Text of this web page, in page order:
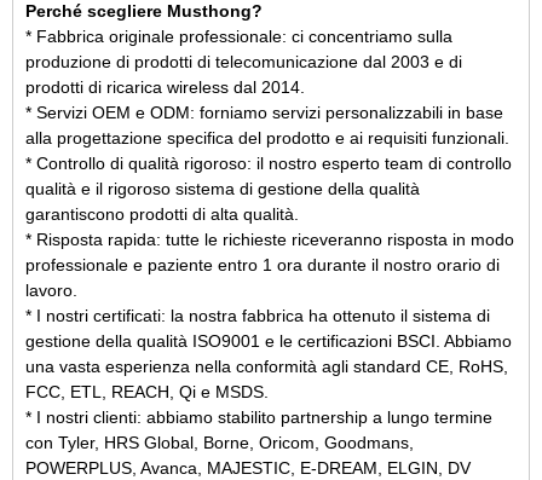
Perché scegliere Musthong?
* Fabbrica originale professionale: ci concentriamo sulla
produzione di prodotti di telecomunicazione dal 2003 e di
prodotti di ricarica wireless dal 2014.
* Servizi OEM e ODM: forniamo servizi personalizzabili in base
alla progettazione specifica del prodotto e ai requisiti funzionali.
* Controllo di qualità rigoroso: il nostro esperto team di controllo
qualità e il rigoroso sistema di gestione della qualità
garantiscono prodotti di alta qualità.
* Risposta rapida: tutte le richieste riceveranno risposta in modo
professionale e paziente entro 1 ora durante il nostro orario di
lavoro.
* I nostri certificati: la nostra fabbrica ha ottenuto il sistema di
gestione della qualità ISO9001 e le certificazioni BSCI. Abbiamo
una vasta esperienza nella conformità agli standard CE, RoHS,
FCC, ETL, REACH, Qi e MSDS.
* I nostri clienti: abbiamo stabilito partnership a lungo termine
con Tyler, HRS Global, Borne, Oricom, Goodmans,
POWERPLUS, Avanca, MAJESTIC, E-DREAM, ELGIN, DV